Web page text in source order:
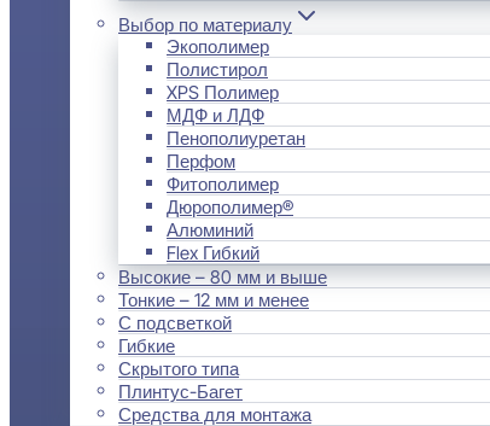
Выбор по материалу
Экополимер
Полистирол
XPS Полимер
МДФ и ЛДФ
Пенополиуретан
Перфом
Фитополимер
Дюрополимер®
Алюминий
Flex Гибкий
Высокие – 80 мм и выше
Тонкие – 12 мм и менее
С подсветкой
Гибкие
Скрытого типа
Плинтус-Багет
Средства для монтажа